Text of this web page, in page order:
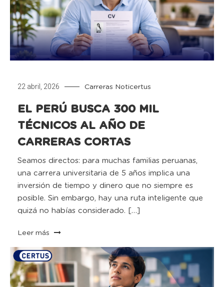
22 abril, 2026 Carreras Noticertus
EL PERÚ BUSCA 300 MIL
TÉCNICOS AL AÑO DE
CARRERAS CORTAS
Seamos directos: para muchas familias peruanas,
una carrera universitaria de 5 años implica una
inversión de tiempo y dinero que no siempre es
posible. Sin embargo, hay una ruta inteligente que
quizá no habías considerado. […]
Leer más